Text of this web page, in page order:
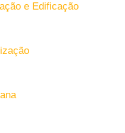
e Edificação